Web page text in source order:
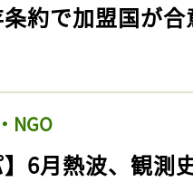
約で加盟国が合
NGO
】6月熱波、観